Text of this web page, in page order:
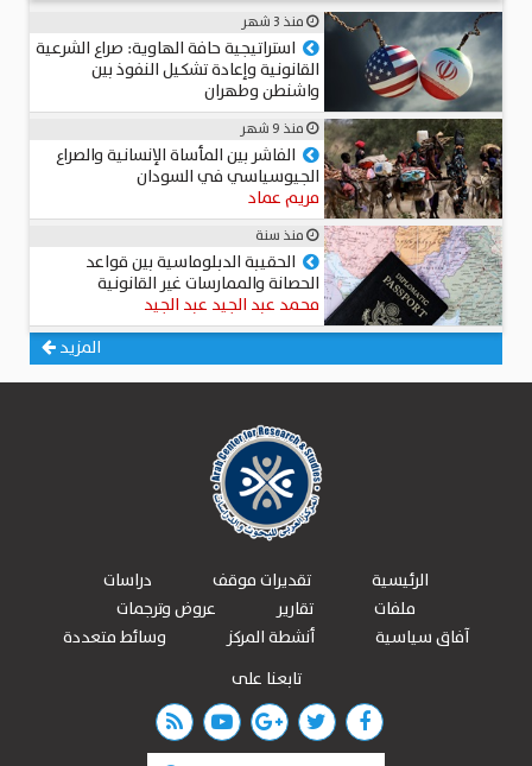
منذ 3 شهر
استراتيجية حافة الهاوية: صراع الشرعية
القانونية وإعادة تشكيل النفوذ بين
واشنطن وطهران
عميد د. محمد حجاب
منذ 9 شهر
الفاشر بين المأساة الإنسانية والصراع
الجيوسياسي في السودان
مريم عماد
منذ سنة
الحقيبة الدبلوماسية بين قواعد
الحصانة والممارسات غير القانونية
محمد عبد الجيد عبد الجيد
المزيد
الرئيسية تقديرات موقف
دراسات
ملفات
تقارير
عروض وترجمات
آفاق سياسية
أنشطة المركز
وسائط متعددة
تابعنا على